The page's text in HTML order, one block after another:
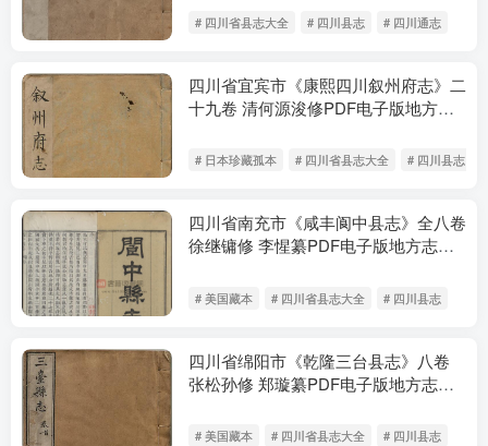
# 四川省县志大全 # 四川县志 # 四川通志
四川省宜宾市《康熙四川叙州府志》二
十九卷 清何源浚修PDF电子版地方志
# 日本珍藏孤本 # 四川省县志大全 # 四川县志
四川省南充市《咸丰阆中县志》全八卷
徐继镛修 李惺纂PDF电子版地方志下
# 美国藏本 # 四川省县志大全 # 四川县志
四川省绵阳市《乾隆三台县志》八卷
张松孙修 郑璇纂PDF电子版地方志下
# 美国藏本 # 四川省县志大全 # 四川县志